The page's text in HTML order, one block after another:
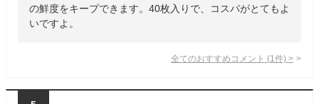
の鮮度をキープできます。40枚入りで、コスパがとてもよ
いですよ。
全てのおすすめコメント (1 件) >